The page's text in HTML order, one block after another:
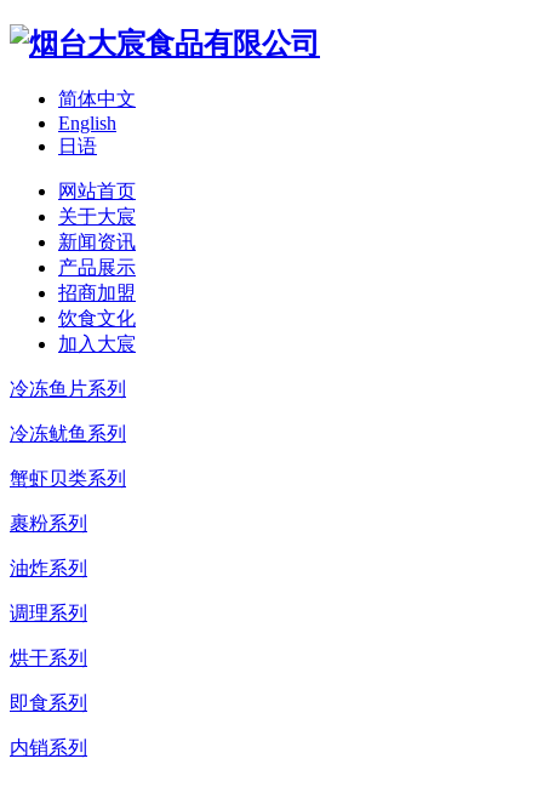
简体中文
English
日语
网站首页
关于大宸
新闻资讯
产品展示
招商加盟
饮食文化
加入大宸
冷冻鱼片系列
冷冻鱿鱼系列
蟹虾贝类系列
裹粉系列
油炸系列
调理系列
烘干系列
即食系列
内销系列